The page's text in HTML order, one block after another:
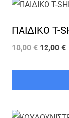
ΠΑΙΔΙΚΟ T-
18,00€ Original
12,00 €Η
το